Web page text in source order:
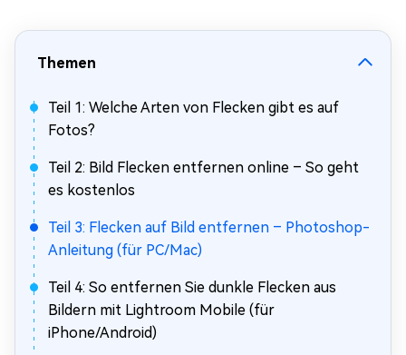
Themen
Teil 1: Welche Arten von Flecken gibt es auf
Fotos?
Teil 2: Bild Flecken entfernen online – So geht
es kostenlos
Teil 3: Flecken auf Bild entfernen – Photoshop-
Anleitung (für PC/Mac)
Teil 4: So entfernen Sie dunkle Flecken aus
Bildern mit Lightroom Mobile (für
iPhone/Android)